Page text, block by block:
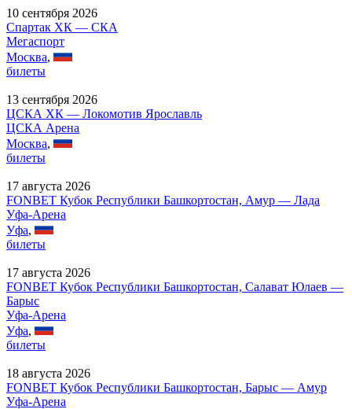
10 сентября 2026
Спартак ХК — СКА
Мегаспорт
Москва,
билеты
13 сентября 2026
ЦСКА ХК — Локомотив Ярославль
ЦСКА Арена
Москва,
билеты
17 августа 2026
FONBET Кубок Республики Башкортостан, Амур — Лада
Уфа-Арена
Уфа,
билеты
17 августа 2026
FONBET Кубок Республики Башкортостан, Салават Юлаев —
Барыс
Уфа-Арена
Уфа,
билеты
18 августа 2026
FONBET Кубок Республики Башкортостан, Барыс — Амур
Уфа-Арена